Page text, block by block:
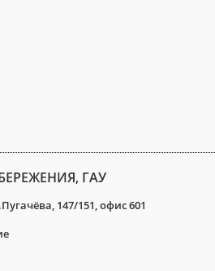
ГАУ
147/151, офис 601